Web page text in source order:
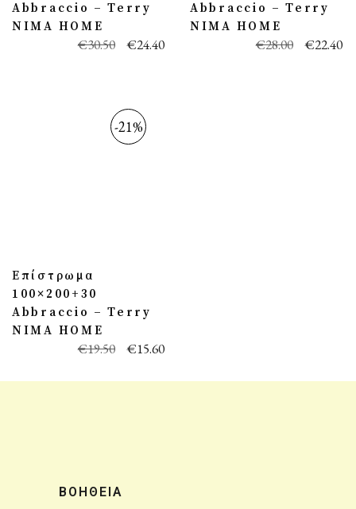
Abbraccio – Terry
NIMA HOME
€30.50 €24.40
Abbraccio – Terry
NIMA HOME
€28.00 €22.40
-21%
Επίστρωμα
100×200+30
Abbraccio – Terry
NIMA HOME
€19.50 €15.60
ΒΟΗΘΕΙΑ